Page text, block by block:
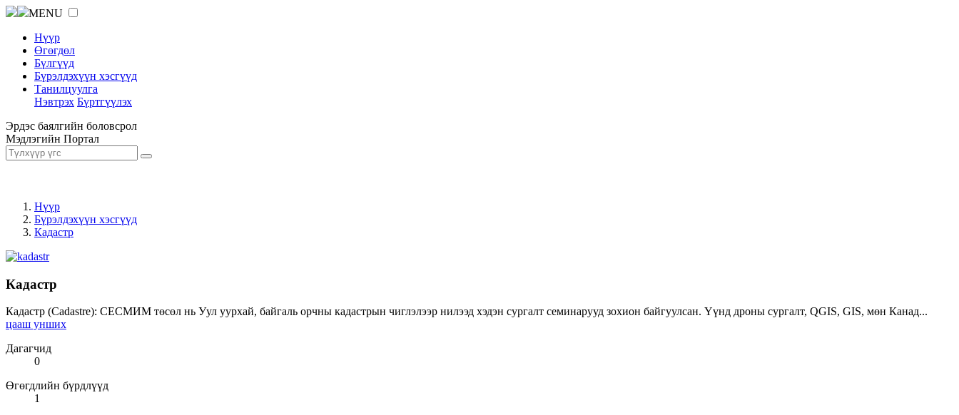
MENU
Нүүр
Өгөгдөл
Бүлгүүд
Бүрэлдэхүүн хэсгүүд
Танилцуулга
Нэвтрэх Бүртгүүлэх
Эрдэс баялгийн боловсрол
Мэдлэгийн Портал
Нүүр
Бүрэлдэхүүн хэсгүүд
Кадастр
Кадастр
Кадастр (Cadastre): СЕСМИМ төсөл нь Уул уурхай, байгаль орчны кадастрын чиглэлээр нилээд хэдэн сургалт семинарууд зохион байгуулсан. Үүнд дроны сургалт, QGIS, GIS, мөн Канад...
цааш унших
Дагагчид
0
Өгөгдлийн бүрдлүүд
1